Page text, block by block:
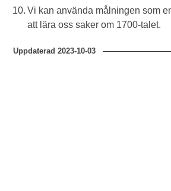
Vi kan använda målningen som
att lära oss saker om 1700-talet.
Uppdaterad2023-10-03